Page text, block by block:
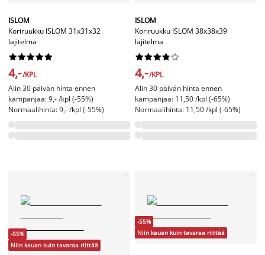
ISLOM
Koriruukku ISLOM 31x31x32
lajitelma






4,-/KPL
Alin 30 päivän hinta ennen
kampanjaa: 9,- /kpl (-55%)
Normaalihinta: 9,- /kpl (-55%)
ISLOM
Koriruukku ISLOM 38x38x39
lajitelma






4,-/KPL
Alin 30 päivän hinta ennen
kampanjaa: 11,50 /kpl (-65%)
Normaalihinta: 11,50 /kpl (-65%)
-55%
Niin kauan kuin tavaraa riittää
-55%
Niin kauan kuin tavaraa riittää